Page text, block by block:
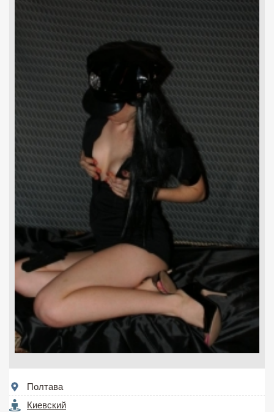
Полтава
Киевский